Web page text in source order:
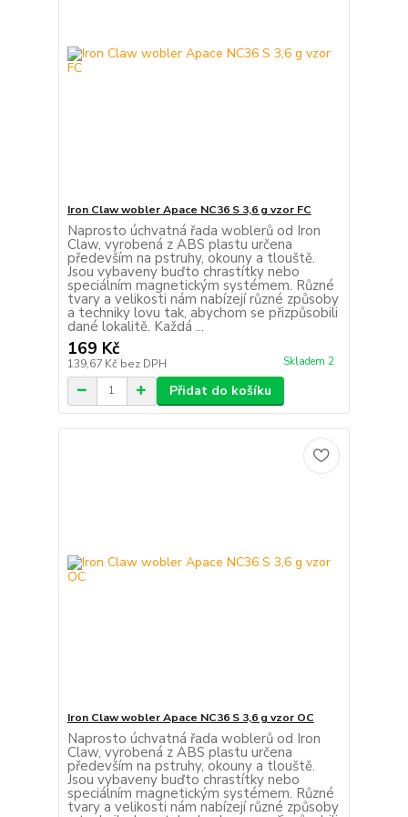
Iron Claw wobler Apace NC36 S 3,6 g vzor FC
Naprosto úchvatná řada woblerů od Iron
Claw, vyrobená z ABS plastu určena
především na pstruhy, okouny a tlouště.
Jsou vybaveny buďto chrastítky nebo
speciálním magnetickým systémem. Různé
tvary a velikosti nám nabízejí různé způsoby
a techniky lovu tak, abychom se přizpůsobili
dané lokalitě. Každá ...
169 Kč
139,67 Kč bez DPH Skladem 2
Přidat do košíku
Iron Claw wobler Apace NC36 S 3,6 g vzor OC
Naprosto úchvatná řada woblerů od Iron
Claw, vyrobená z ABS plastu určena
především na pstruhy, okouny a tlouště.
Jsou vybaveny buďto chrastítky nebo
speciálním magnetickým systémem. Různé
tvary a velikosti nám nabízejí různé způsoby